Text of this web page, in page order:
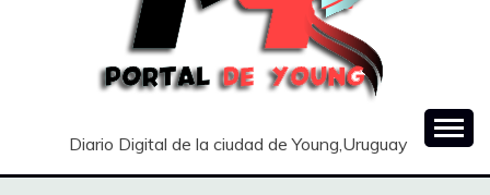
Diario Digital de la ciudad de Young,Uruguay